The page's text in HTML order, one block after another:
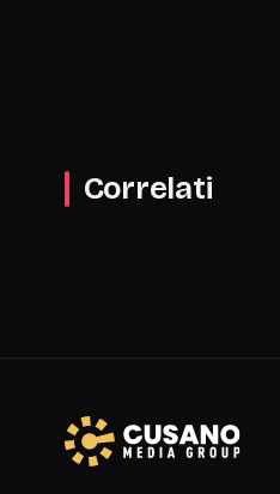
Correlati